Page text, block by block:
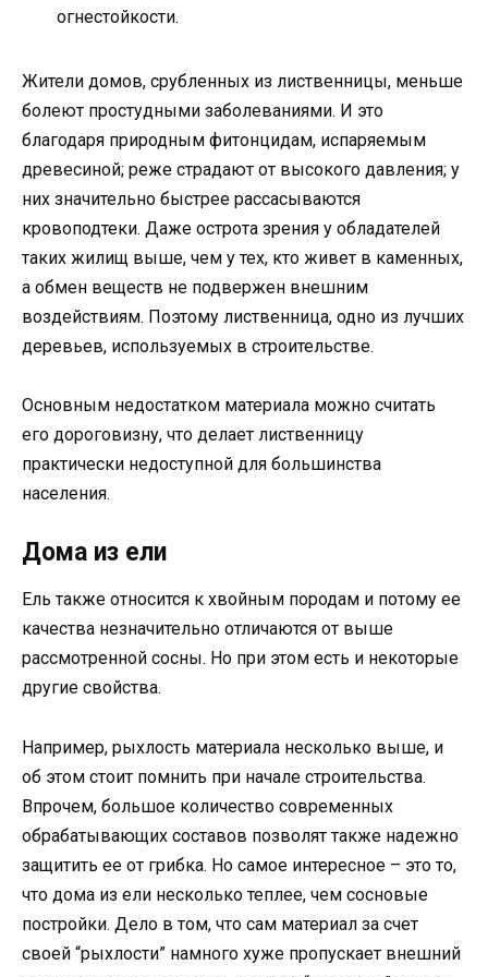
огнестойкости.
Жители домов, срубленных из лиственницы, меньше
болеют простудными заболеваниями. И это
благодаря природным фитонцидам, испаряемым
древесиной; реже страдают от высокого давления; у
них значительно быстрее рассасываются
кровоподтеки. Даже острота зрения у обладателей
таких жилищ выше, чем у тех, кто живет в каменных,
а обмен веществ не подвержен внешним
воздействиям. Поэтому лиственница, одно из лучших
деревьев, используемых в строительстве.
Основным недостатком материала можно считать
его дороговизну, что делает лиственницу
практически недоступной для большинства
населения.
Дома из ели
Ель также относится к хвойным породам и потому ее
качества незначительно отличаются от выше
рассмотренной сосны. Но при этом есть и некоторые
другие свойства.
Например, рыхлость материала несколько выше, и
об этом стоит помнить при начале строительства.
Впрочем, большое количество современных
обрабатывающих составов позволят также надежно
защитить ее от грибка. Но самое интересное – это то,
что дома из ели несколько теплее, чем сосновые
постройки. Дело в том, что сам материал за счет
своей “рыхлости” намного хуже пропускает внешний